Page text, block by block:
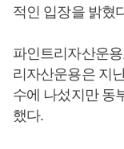
적인 입장을 밝혔
파인트리자산운
리자산운용은 지
수에 나섰지만 동
했다.